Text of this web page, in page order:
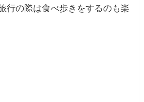
行の際は食べ歩きをするのも楽